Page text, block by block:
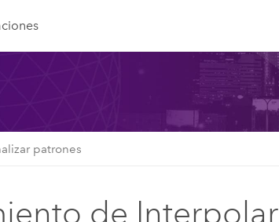
patrones
de Interpolar